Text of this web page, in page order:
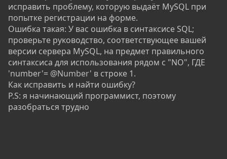
исправить проблему, которую выдаёт MySQL при
попытке регистрации на форме.
Ошибка такая: У вас ошибка в синтаксисе SQL;
проверьте руководство, соответствующее вашей
версии сервера MySQL, на предмет правильного
синтаксиса для использования рядом с "NO", ГДЕ
'number'= @Number' в строке 1.
Как исправить и найти ошибку?
P.S: я начинающий программист, поэтому
разобраться трудно